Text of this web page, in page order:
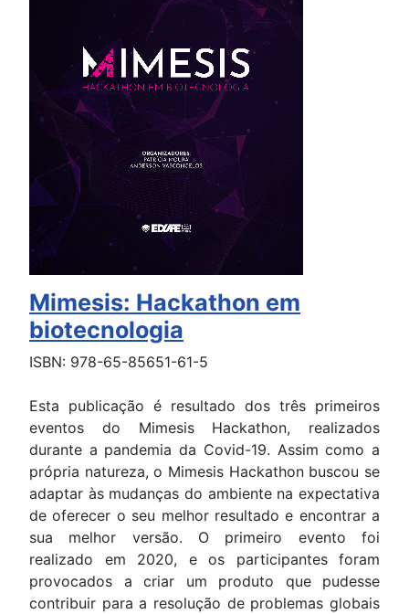
Mimesis: Hackathon em
biotecnologia
ISBN: 978-65-85651-61-5
Esta publicação é resultado dos três primeiros
eventos do Mimesis Hackathon, realizados
durante a pandemia da Covid-19. Assim como a
própria natureza, o Mimesis Hackathon buscou se
adaptar às mudanças do ambiente na expectativa
de oferecer o seu melhor resultado e encontrar a
sua melhor versão. O primeiro evento foi
realizado em 2020, e os participantes foram
provocados a criar um produto que pudesse
contribuir para a resolução de problemas globais